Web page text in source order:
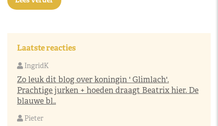
Laatste reacties
IngridK
Zo leuk dit blog over koningin ' Glimlach'.
Prachtige jurken + hoeden draagt Beatrix hier. De
blauwe bl..
Pieter